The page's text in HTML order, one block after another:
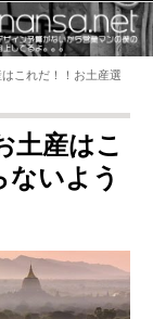
これだ！！お土産選
土産はこ
ないよう